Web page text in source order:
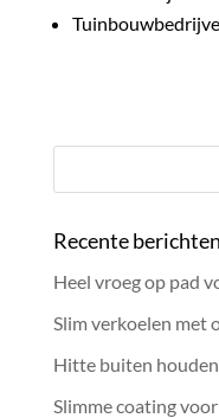
Recente berichten
Heel vroeg op pad
Slim verkoelen met
Hitte buiten
Slimme coating